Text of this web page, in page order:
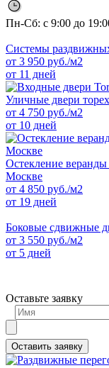
Пн-Сб: с 9:00 до
Системы
от 3 950 руб./м2
от 11 дней
Уличные двери
от 4 750 руб./м2
от 10 дней
Остекление
Москве
от 4 850 руб./м2
от 19 дней
Боковые сдвижные
от 3 550 руб./м2
от 5 дней
Оставьте заявку
Оставить заявку